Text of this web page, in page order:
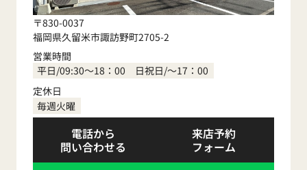
〒830-0037
福岡県久留米市諏訪野町2705-2
営業時間
平日/09:30～18：00 日祝日/～17：00
定休日
毎週火曜
電話から
問い合わせる
来店予約
フォーム